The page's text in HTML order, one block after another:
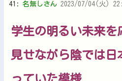
41: 名無しさん 2023/07/04(火)
学生の明るい未来を
見せながら陰では日